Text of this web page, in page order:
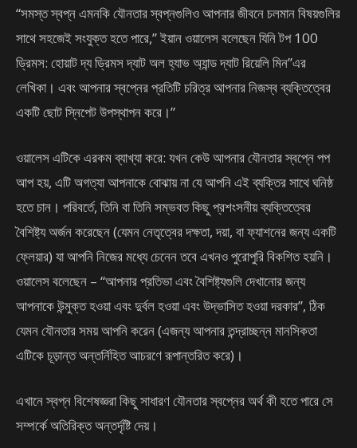
“সমস্ত স্বপ্ন এমনকি যৌনতার স্বপ্নগুলিও আপনার জীবনে চলমান বিষয়গুলির
সাথে সহজেই সংযুক্ত হতে পারে,” ইয়ান ওয়ালেস বলেছেন যিনি টপ 100
ড্রিমস: হোয়াট দ্য ড্রিমস দ্যাট অল হ্যাভ অ্যান্ড দ্যাট রিয়েলি মিন”এর
লেখিকা। এবং আপনার স্বপ্নের প্রতিটি চরিত্র আপনার নিজস্ব ব্যক্তিত্বের
একটি ছোট স্নিপেট উপস্থাপন করে।”
ওয়ালেস এটিকে এরকম ব্যাখ্যা করে: যখন কেউ আপনার যৌনতার স্বপ্নে পপ
আপ হয়, এটি অগত্যা আপনাকে বোঝায় না যে আপনি এই ব্যক্তির সাথে ঘনিষ্ঠ
হতে চান। পরিবর্তে, তিনি বা তিনি সম্ভবত কিছু প্রশংসনীয় ব্যক্তিত্বের
বৈশিষ্ট্য অর্জন করেছেন (যেমন নেতৃত্বের দক্ষতা, দয়া, বা ফ্যাশনের জন্য একটি
ফ্লেয়ার) যা আপনি নিজের মধ্যে চেনেন তবে এখনও পুরোপুরি বিকশিত হয়নি।
ওয়ালেস বলেছেন – “আপনার প্রতিভা এবং বৈশিষ্ট্যগুলি দেখানোর জন্য
আপনাকে উন্মুক্ত হওয়া এবং দুর্বল হওয়া এবং উদ্ভাসিত হওয়া দরকার”, ঠিক
যেমন যৌনতার সময় আপনি করেন (এজন্য আপনার তন্দ্রাচ্ছন্ন মানসিকতা
এটিকে চূড়ান্ত অন্তর্নিহিত আচরণে রূপান্তরিত করে)।
এখানে স্বপ্ন বিশেষজ্ঞরা কিছু সাধারণ যৌনতার স্বপ্নের অর্থ কী হতে পারে সে
সম্পর্কে অতিরিক্ত অন্তর্দৃষ্টি দেয়।